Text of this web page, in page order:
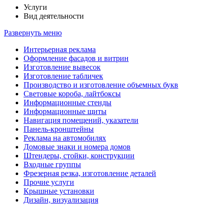
Услуги
Вид деятельности
Развернуть меню
Интерьерная реклама
Оформление фасадов и витрин
Изготовление вывесок
Изготовление табличек
Производство и изготовление объемных букв
Световые короба, лайтбоксы
Информационные стенды
Информационные щиты
Навигация помещений, указатели
Панель-кронштейны
Реклама на автомобилях
Домовые знаки и номера домов
Штендеры, стойки, конструкции
Входные группы
Фрезерная резка, изготовление деталей
Прочие услуги
Крышные установки
Дизайн, визуализация